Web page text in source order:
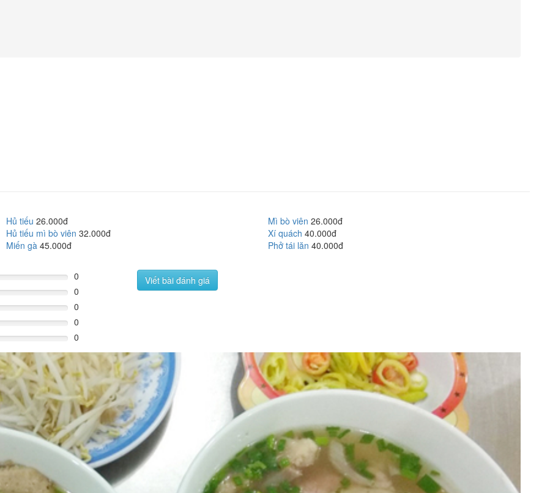
Hủ tiếu 26.000đ Mì bò viên 26.000đ
Hủ tiếu mì bò viên 32.000đ Xí quách 40.000đ
Miến gà 45.000đ Phở tái lăn 40.000đ
0
0
0
0
0
Viết bài đánh giá